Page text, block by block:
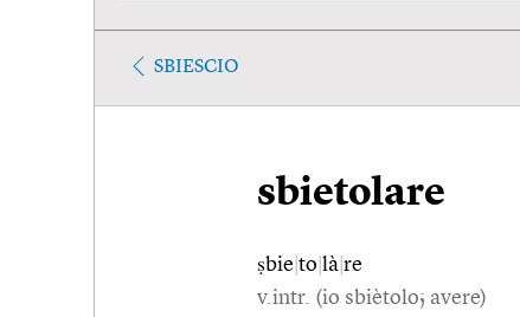
SBIESCIO
sbietolare
ṣbie to là re
v.intr. (io sbiètolo; avere)